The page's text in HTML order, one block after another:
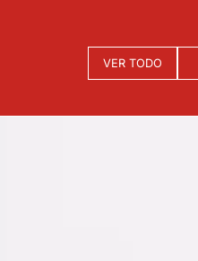
VER TODO